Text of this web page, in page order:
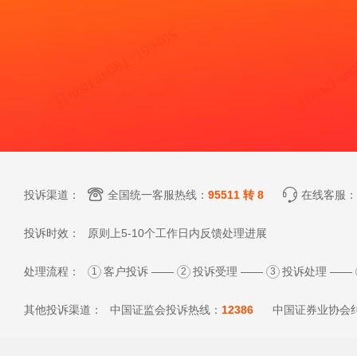
投诉渠道： 全国统一客服热线： 95511 转 8 在线客服：
投诉时效： 原则上5-10个工作日内反馈处理进展
处理流程： 1 客户投诉 —— 2 投诉受理 —— 3 投诉处理 ——
其他投诉渠道： 中国证监会投诉热线： 12386 中国证券业协会